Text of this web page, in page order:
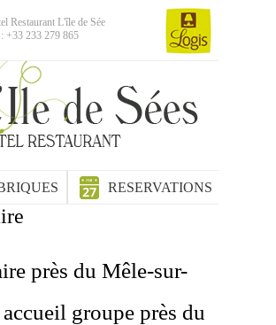
Restaurant L'île de Sée
+33 233 279 865
RESERVATIONS
près du Mêle-sur-
accueil groupe près du